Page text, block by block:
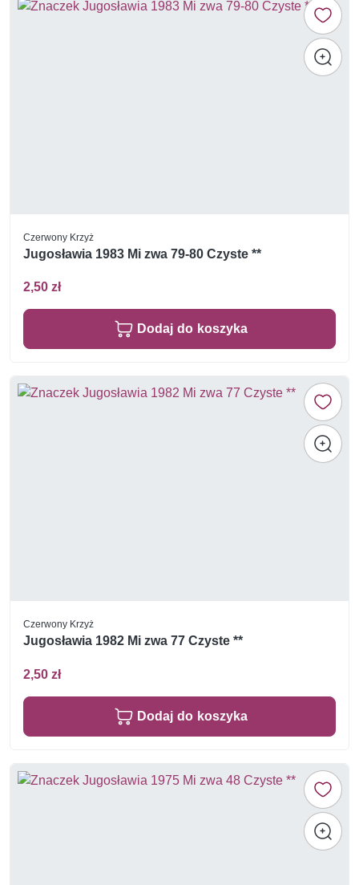
Czerwony Krzyż
Jugosławia 1983 Mi zwa 79-80 Czyste **
2,50 zł
Dodaj do koszyka
Czerwony Krzyż
Jugosławia 1982 Mi zwa 77 Czyste **
2,50 zł
Dodaj do koszyka